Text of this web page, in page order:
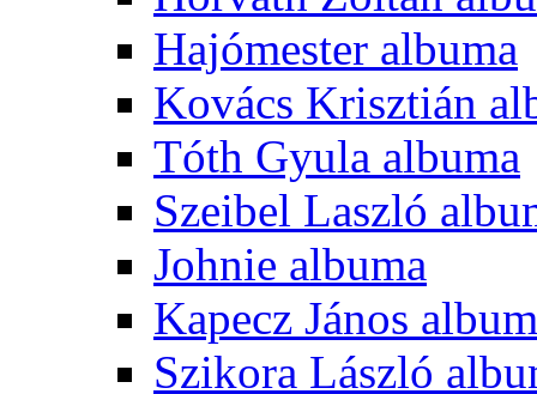
Hajómester albuma
Kovács Krisztián
Tóth Gyula albuma
Szeibel Laszló
Johnie albuma
Kapecz János
Szikora László